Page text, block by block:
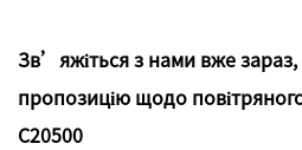
Зв’яжіться з нами вже
пропозицію щодо
C20500